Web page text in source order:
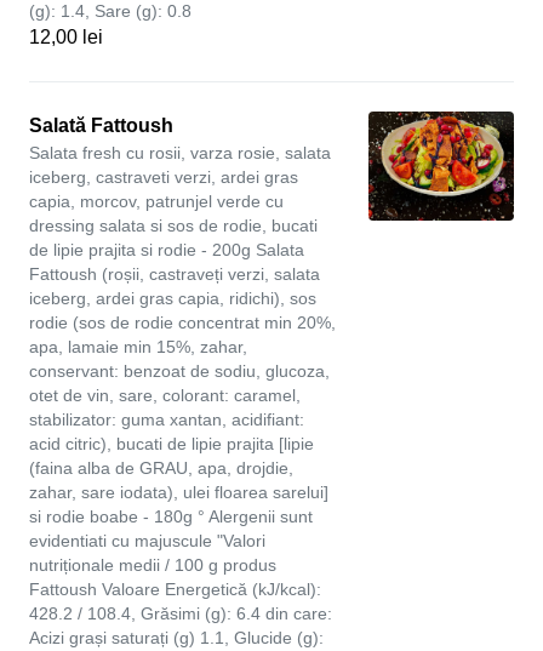
(g): 1.4, Sare (g): 0.8
12,00 lei
Salată Fattoush
Salata fresh cu rosii, varza rosie, salata
iceberg, castraveti verzi, ardei gras
capia, morcov, patrunjel verde cu
dressing salata si sos de rodie, bucati
de lipie prajita si rodie - 200g Salata
Fattoush (roșii, castraveți verzi, salata
iceberg, ardei gras capia, ridichi), sos
rodie (sos de rodie concentrat min 20%,
apa, lamaie min 15%, zahar,
conservant: benzoat de sodiu, glucoza,
otet de vin, sare, colorant: caramel,
stabilizator: guma xantan, acidifiant:
acid citric), bucati de lipie prajita [lipie
(faina alba de GRAU, apa, drojdie,
zahar, sare iodata), ulei floarea sarelui]
si rodie boabe - 180g ° Alergenii sunt
evidentiati cu majuscule "Valori
nutriționale medii / 100 g produs
Fattoush Valoare Energetică (kJ/kcal):
428.2 / 108.4, Grăsimi (g): 6.4 din care:
Acizi grași saturați (g) 1.1, Glucide (g):